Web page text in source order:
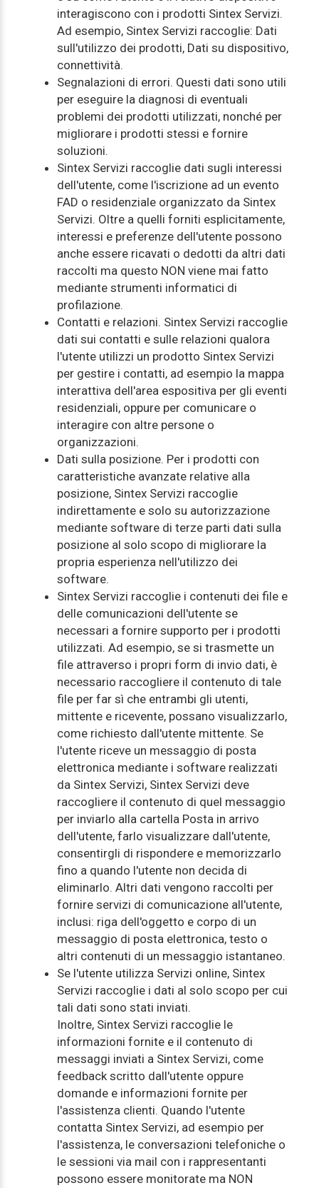
interagiscono con i prodotti Sintex Servizi.
Ad esempio, Sintex Servizi raccoglie: Dati
sull'utilizzo dei prodotti, Dati su dispositivo,
connettività.
Segnalazioni di errori. Questi dati sono utili
per eseguire la diagnosi di eventuali
problemi dei prodotti utilizzati, nonché per
migliorare i prodotti stessi e fornire
soluzioni.
Sintex Servizi raccoglie dati sugli interessi
dell'utente, come l'iscrizione ad un evento
FAD o residenziale organizzato da Sintex
Servizi. Oltre a quelli forniti esplicitamente,
interessi e preferenze dell'utente possono
anche essere ricavati o dedotti da altri dati
raccolti ma questo NON viene mai fatto
mediante strumenti informatici di
profilazione.
Contatti e relazioni. Sintex Servizi raccoglie
dati sui contatti e sulle relazioni qualora
l'utente utilizzi un prodotto Sintex Servizi
per gestire i contatti, ad esempio la mappa
interattiva dell'area espositiva per gli eventi
residenziali, oppure per comunicare o
interagire con altre persone o
organizzazioni.
Dati sulla posizione. Per i prodotti con
caratteristiche avanzate relative alla
posizione, Sintex Servizi raccoglie
indirettamente e solo su autorizzazione
mediante software di terze parti dati sulla
posizione al solo scopo di migliorare la
propria esperienza nell'utilizzo dei
software.
Sintex Servizi raccoglie i contenuti dei file e
delle comunicazioni dell'utente se
necessari a fornire supporto per i prodotti
utilizzati. Ad esempio, se si trasmette un
file attraverso i propri form di invio dati, è
necessario raccogliere il contenuto di tale
file per far sì che entrambi gli utenti,
mittente e ricevente, possano visualizzarlo,
come richiesto dall'utente mittente. Se
l'utente riceve un messaggio di posta
elettronica mediante i software realizzati
da Sintex Servizi, Sintex Servizi deve
raccogliere il contenuto di quel messaggio
per inviarlo alla cartella Posta in arrivo
dell'utente, farlo visualizzare dall'utente,
consentirgli di rispondere e memorizzarlo
fino a quando l'utente non decida di
eliminarlo. Altri dati vengono raccolti per
fornire servizi di comunicazione all'utente,
inclusi: riga dell'oggetto e corpo di un
messaggio di posta elettronica, testo o
altri contenuti di un messaggio istantaneo.
Se l'utente utilizza Servizi online, Sintex
Servizi raccoglie i dati al solo scopo per cui
tali dati sono stati inviati.
Inoltre, Sintex Servizi raccoglie le
informazioni fornite e il contenuto di
messaggi inviati a Sintex Servizi, come
feedback scritto dall'utente oppure
domande e informazioni fornite per
l'assistenza clienti. Quando l'utente
contatta Sintex Servizi, ad esempio per
l'assistenza, le conversazioni telefoniche o
le sessioni via mail con i rappresentanti
possono essere monitorate ma NON